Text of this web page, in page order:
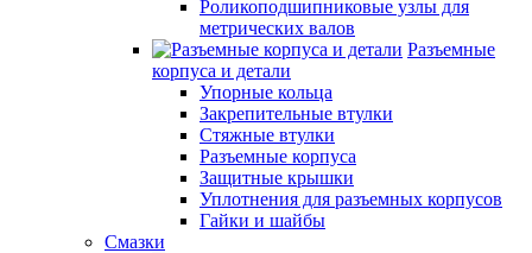
Роликоподшипниковые узлы для
метрических валов
Разъемные
корпуса и детали
Упорные кольца
Закрепительные втулки
Стяжные втулки
Разъемные корпуса
Защитные крышки
Уплотнения для разъемных корпусов
Гайки и шайбы
Смазки